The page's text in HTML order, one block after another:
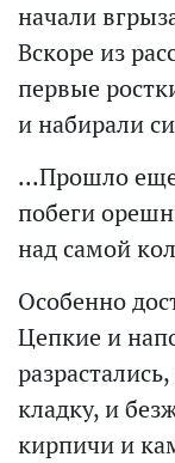
начали
Вскоре из
первые
и набирали
...Прошло
побеги
над самой
Особенно
Цепкие и
кладку, и
кирпичи и